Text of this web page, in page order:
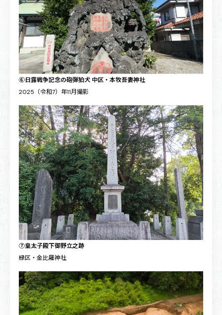
⑥日露戦争記念の砲弾狛犬 中区・本牧吾妻神社
2025（令和7）年11月撮影
⑦皇太子殿下御野立之跡
緑区・金比羅神社